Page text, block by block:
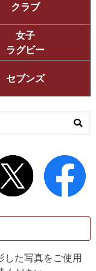
クラブ
女子
ラグビー
セブンズ
した写真をご使用